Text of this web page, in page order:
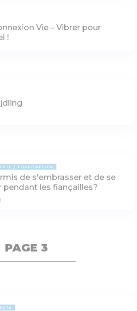
Vie – Vibrer pour
!
TOPCHRÉTIEN
de s'embrasser et de se
pendant les fiançailles?
PAGE 3